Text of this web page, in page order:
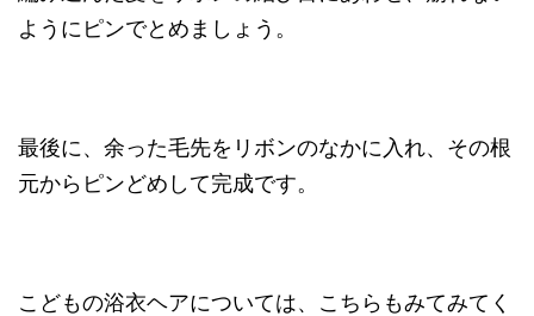
ようにピンでとめましょう。
最後に、余った毛先をリボンのなかに入れ、その根
元からピンどめして完成です。
こどもの浴衣ヘアについては、こちらもみてみてく